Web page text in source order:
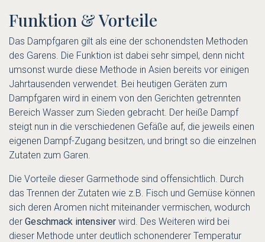
Funktion & Vorteile
Das Dampfgaren gilt als eine der schonendsten Methoden
des Garens. Die Funktion ist dabei sehr simpel, denn nicht
umsonst wurde diese Methode in Asien bereits vor einigen
Jahrtausenden verwendet. Bei heutigen Geräten zum
Dampfgaren wird in einem von den Gerichten getrennten
Bereich Wasser zum Sieden gebracht. Der heiße Dampf
steigt nun in die verschiedenen Gefäße auf, die jeweils einen
eigenen Dampf-Zugang besitzen, und bringt so die einzelnen
Zutaten zum Garen.
Die Vorteile dieser Garmethode sind offensichtlich. Durch
das Trennen der Zutaten wie z.B. Fisch und Gemüse können
sich deren Aromen nicht miteinander vermischen, wodurch
der Geschmack intensiver wird. Des Weiteren wird bei
dieser Methode unter deutlich schonenderer Temperatur